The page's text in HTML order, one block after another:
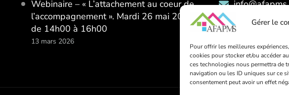
Gérer le
Pour offrir les meilleures
cookies pour stocker et/ou accéder
ces technologies nous permettra de
navigation ou les ID uniques sur ce
consentement peut avoir un effet
Webinaire – « L’attachement au coeur de
l’accompagnement ». Mardi 26 mai 2026
de 14h00 à 16h00
13 mars 2026
39 rue de